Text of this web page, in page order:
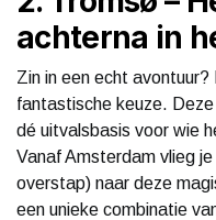
achterna in
Zin in een echt
fantastische keuze.
dé uitvalsbasis voor wie
Vanaf Amsterdam vlieg
overstap) naar deze
een unieke combinatie